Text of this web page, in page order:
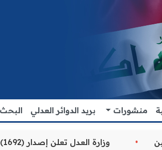
منشورات بريد الدوائر العدلي البحث
للمواطنين وزارة العدل تعلن إصدار (1692) سوارًا إلكترونيًا لنزلاء سجن